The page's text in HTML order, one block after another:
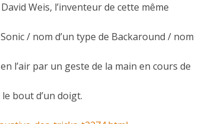
Weis, l’inventeur de cette même
/ nom d’un type de Backaround / nom
l’air par un geste de la main en cours de
bout d’un doigt.